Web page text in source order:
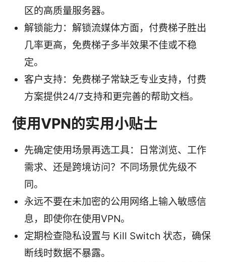
区的高质量服务器。
解锁能力：解锁流媒体方面，付费梯子胜出
几率更高，免费梯子多半效果不佳或不稳
定。
客户支持：免费梯子常缺乏专业支持，付费
方案提供24/7支持和更完善的帮助文档。
使用VPN的实用小贴士
先确定使用场景再选工具：日常浏览、工作
需求、还是跨境访问？不同场景优先级不
同。
永远不要在未加密的公用网络上输入敏感信
息，即使你在使用VPN。
定期检查隐私设置与 Kill Switch 状态，确保
断线时数据不暴露。